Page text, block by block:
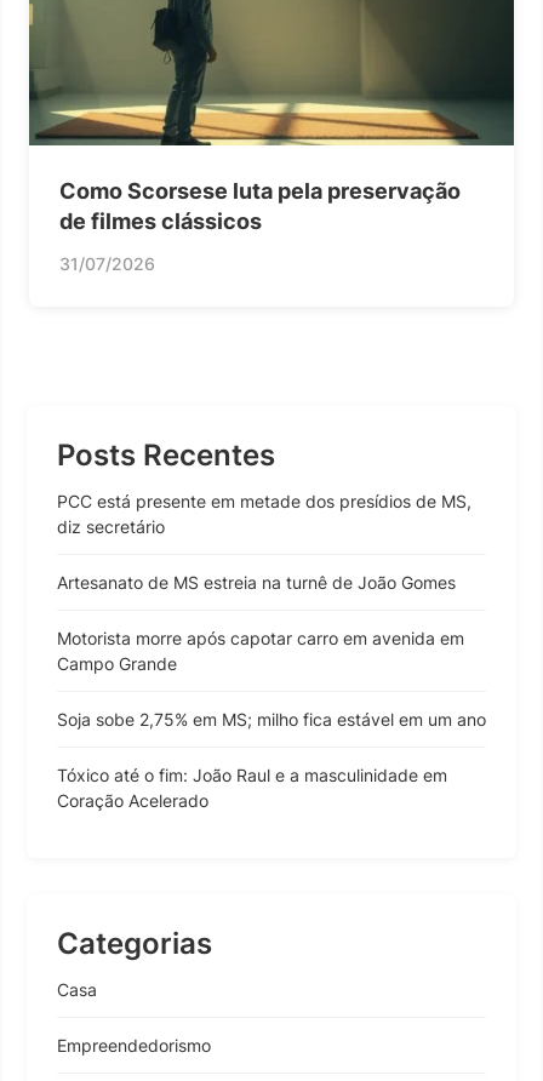
Como Scorsese luta pela preservação
de filmes clássicos
31/07/2026
Posts Recentes
PCC está presente em metade dos presídios de MS,
diz secretário
Artesanato de MS estreia na turnê de João Gomes
Motorista morre após capotar carro em avenida em
Campo Grande
Soja sobe 2,75% em MS; milho fica estável em um ano
Tóxico até o fim: João Raul e a masculinidade em
Coração Acelerado
Categorias
Casa
Empreendedorismo